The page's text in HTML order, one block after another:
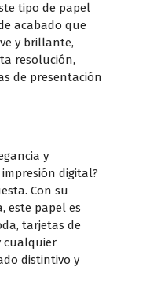
tipo de papel
acabado que
y brillante,
resolución,
de presentación
y
digital?
Con su
este papel es
tarjetas de
cualquier
distintivo y